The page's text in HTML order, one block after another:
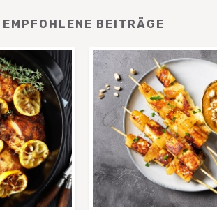
EMPFOHLENE BEITRÄGE